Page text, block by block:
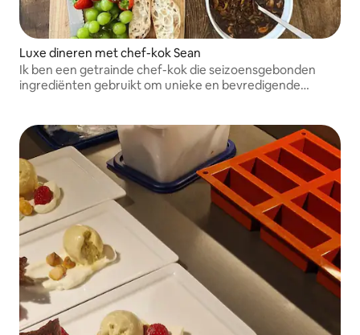
Luxe dineren met chef-kok Sean
Ik ben een getrainde chef-kok die seizoensgebonden
ingrediënten gebruikt om unieke en bevredigende